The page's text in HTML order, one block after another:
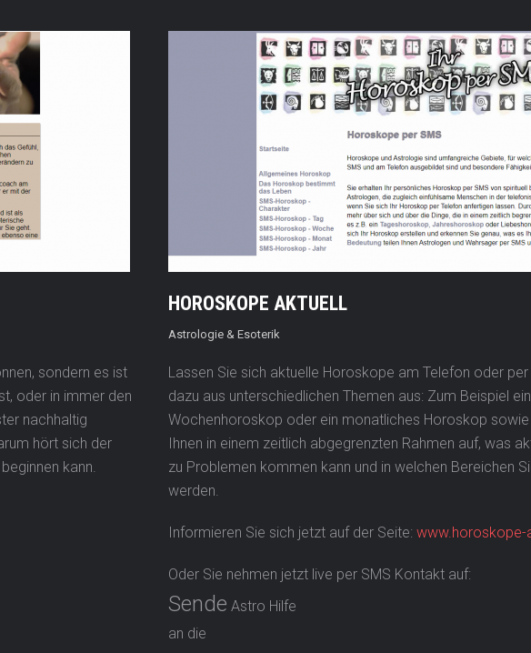
sondern es ist
oder in immer den
nachhaltig
hört sich der
kann.
HOROSKOPE AKTUELL
Astrologie & Esoterik
Lassen Sie sich aktuelle Horoskope am Telefon oder
dazu aus unterschiedlichen Themen aus: Zum Beispiel
Wochenhoroskop oder ein monatliches Horoskop
Ihnen in einem zeitlich abgegrenzten Rahmen auf, was
zu Problemen kommen kann und in welchen Bereichen
werden.
Informieren Sie sich jetzt auf der Seite: www.horoskope-
Oder Sie nehmen jetzt live per SMS Kontakt auf:
Sende Astro Hilfe
an die